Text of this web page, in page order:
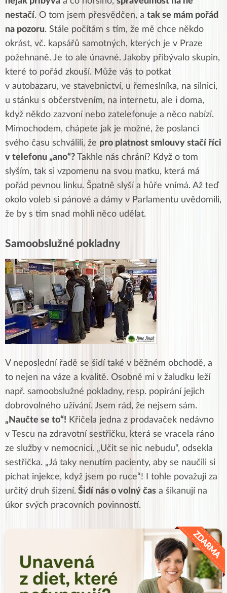
nestačí. O tom jsem přesvědčen, a tak se mám pořád
na pozoru. Stále počítám s tím, že mě chce někdo
okrást, vč. kapsářů samotných, kterých je v Praze
požehnaně. Je to ale únavné. Jakoby přibývalo skupin,
které to pořád zkouší. Může vás to potkat
v autobazaru, ve stavebnictví, u řemeslníka, na silnici,
u stánku s občerstvením, na internetu, ale i doma,
když někdo zazvoní nebo zatelefonuje a něco nabízí.
Mimochodem, chápete jak je možné, že poslanci
svého času schválili, že pro platnost smlouvy stačí říci
v telefonu „ano“? Takhle nás chrání? Když o tom
slyším, tak si vzpomenu na svou matku, která má
pořád pevnou linku. Špatně slyší a hůře vnímá. Až teď
okolo voleb si pánové a dámy v Parlamentu uvědomili,
že by s tím snad mohli něco udělat.
Samoobslužné pokladny
V neposlední řadě se šidí také v běžném obchodě, a
to nejen na váze a kvalitě. Osobně mi v žaludku leží
např. samoobslužné pokladny, resp. popírání jejich
dobrovolného užívání. Jsem rád, že nejsem sám.
„Naučte se to“! Křičela jedna z prodavaček nedávno
v Tescu na zdravotní sestřičku, která se vracela ráno
ze služby v nemocnici. „Učit se nic nebudu“, odsekla
sestřička. „Já taky nenutím pacienty, aby se naučili si
píchat injekce, když jsem po ruce“! I tohle považuji za
určitý druh šizení. Šidí nás o volný čas a šikanují na
úkor svých pracovních povinností.